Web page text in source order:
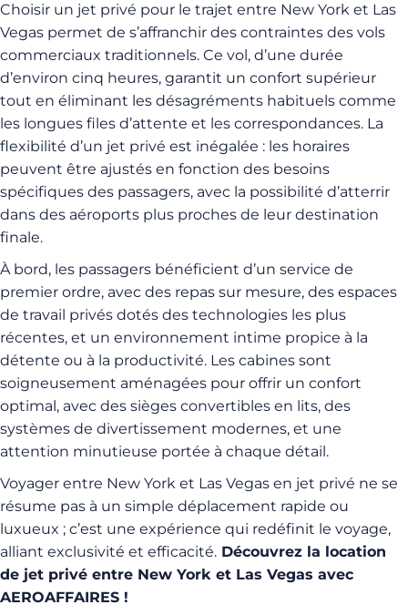
Choisir un jet privé pour le trajet entre New York et Las
Vegas permet de s’affranchir des contraintes des vols
commerciaux traditionnels. Ce vol, d’une durée
d’environ cinq heures, garantit un confort supérieur
tout en éliminant les désagréments habituels comme
les longues files d’attente et les correspondances. La
flexibilité d’un jet privé est inégalée : les horaires
peuvent être ajustés en fonction des besoins
spécifiques des passagers, avec la possibilité d’atterrir
dans des aéroports plus proches de leur destination
finale.
À bord, les passagers bénéficient d’un service de
premier ordre, avec des repas sur mesure, des espaces
de travail privés dotés des technologies les plus
récentes, et un environnement intime propice à la
détente ou à la productivité. Les cabines sont
soigneusement aménagées pour offrir un confort
optimal, avec des sièges convertibles en lits, des
systèmes de divertissement modernes, et une
attention minutieuse portée à chaque détail.
Voyager entre New York et Las Vegas en jet privé ne se
résume pas à un simple déplacement rapide ou
luxueux ; c’est une expérience qui redéfinit le voyage,
alliant exclusivité et efficacité. Découvrez la location
de jet privé entre New York et Las Vegas avec
AEROAFFAIRES !